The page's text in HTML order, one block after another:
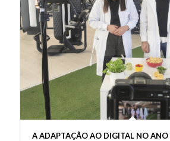
A ADAPTAÇÃO AO DIGITAL NO ANO